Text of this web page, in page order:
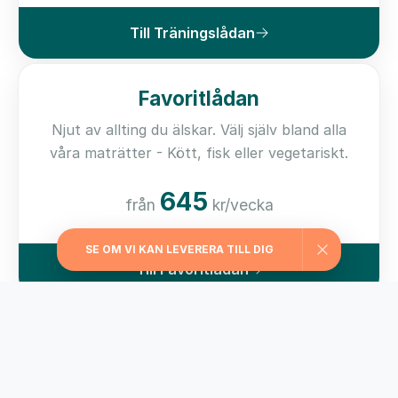
Till Träningslådan
Favoritlådan
Njut av allting du älskar. Välj själv bland alla
våra maträtter - Kött, fisk eller vegetariskt.
från 645 kr/vecka
Till Favoritlådan
SE OM VI KAN LEVERERA TILL DIG